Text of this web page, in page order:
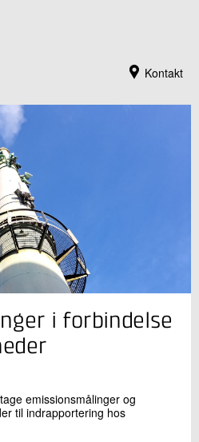
Kontakt
i forbindelse
emissionsmålinger og
til indrapportering hos